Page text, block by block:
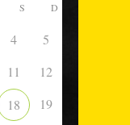
S D
4
5
11
12
18
19